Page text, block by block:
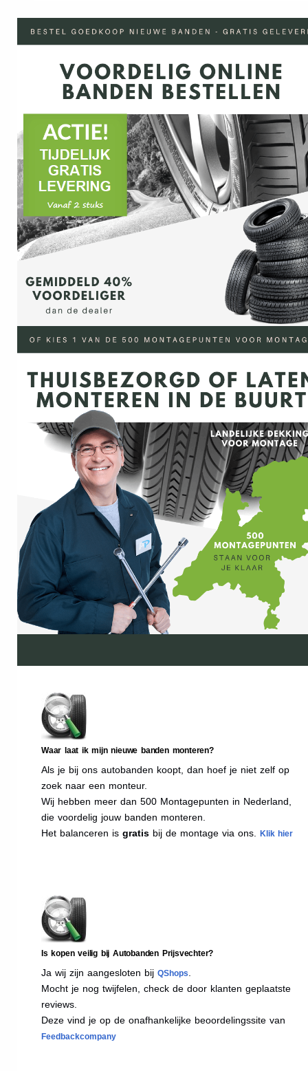
Waar laat ik mijn nieuwe banden monteren?
Als je bij ons autobanden koopt, dan hoef je niet zelf op
zoek naar een monteur.
Wij hebben meer dan 500 Montagepunten in Nederland,
die voordelig jouw banden monteren.
Het balanceren is gratis bij de montage via ons. Klik hier
Is kopen veilig bij Autobanden Prijsvechter?
Ja wij zijn aangesloten bij QShops
Mocht je nog twijfelen, check de door klanten geplaatste
reviews.
Deze vind je op de onafhankelijke beoordelingssite van
Feedbackcompany